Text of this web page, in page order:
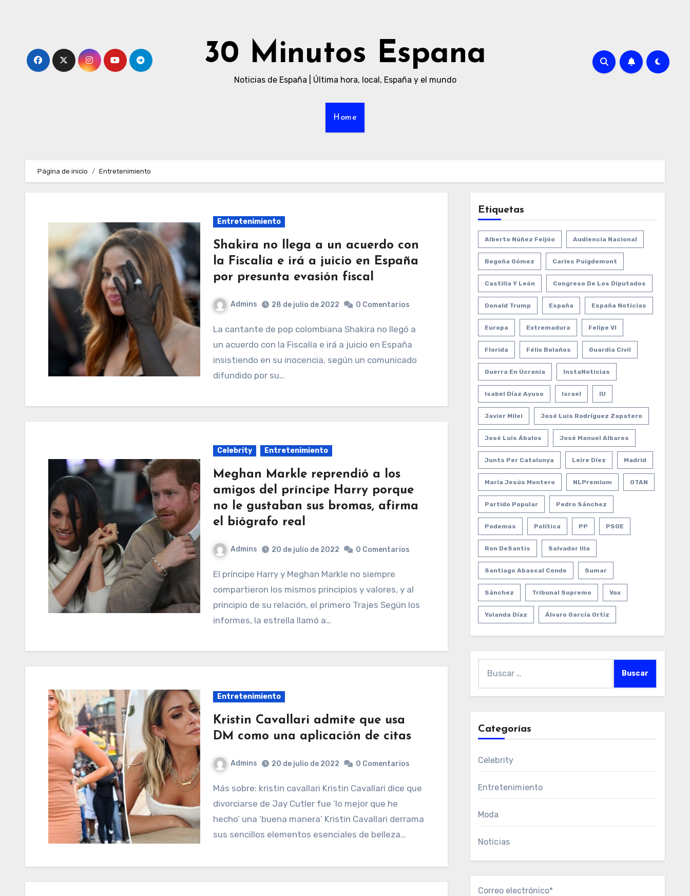
30 Minutos Espana
Noticias de España | Última hora, local, España y el mundo
Home
Página de inicio Entretenimiento
Entretenimiento
Shakira no llega a un acuerdo con
la Fiscalía e irá a juicio en España
por presunta evasión fiscal
Admins 28 de julio de 2022 0 Comentarios
La cantante de pop colombiana Shakira no llegó a
un acuerdo con la Fiscalía e irá a juicio en España
insistiendo en su inocencia, según un comunicado
difundido por su…
Celebrity Entretenimiento
Meghan Markle reprendió a los
amigos del príncipe Harry porque
no le gustaban sus bromas, afirma
el biógrafo real
Admins 20 de julio de 2022 0 Comentarios
El príncipe Harry y Meghan Markle no siempre
compartieron los mismos principios y valores, y al
principio de su relación, el primero Trajes Según los
informes, la estrella llamó a…
Entretenimiento
Kristin Cavallari admite que usa
DM como una aplicación de citas
Admins 20 de julio de 2022 0 Comentarios
Más sobre: ​​kristin cavallari Kristin Cavallari dice que
divorciarse de Jay Cutler fue ‘lo mejor que he
hecho’ una ‘buena manera’ Kristin Cavallari derrama
sus sencillos elementos esenciales de belleza…
Etiquetas
Alberto Núñez Feijóo Audiencia Nacional
Begoña Gómez Carles Puigdemont
Castilla Y León Congreso De Los Diputados
Donald Trump España España Noticias
Europa Extremadura Felipe VI
Florida Félix Bolaños Guardia Civil
Guerra En Ucrania InstaNoticias
Isabel Díaz Ayuso Israel IU
Javier Milei José Luis Rodríguez Zapatero
José Luis Ábalos José Manuel Albares
Junts Per Catalunya Leire Díez Madrid
María Jesús Montero NLPremium OTAN
Partido Popular Pedro Sánchez
Podemos Política PP PSOE
Ron DeSantis Salvador Illa
Santiago Abascal Conde Sumar
Sánchez Tribunal Supremo Vox
Yolanda Díaz Álvaro García Ortiz
Categorías
Celebrity
Entretenimiento
Moda
Noticias
Correo electrónico*